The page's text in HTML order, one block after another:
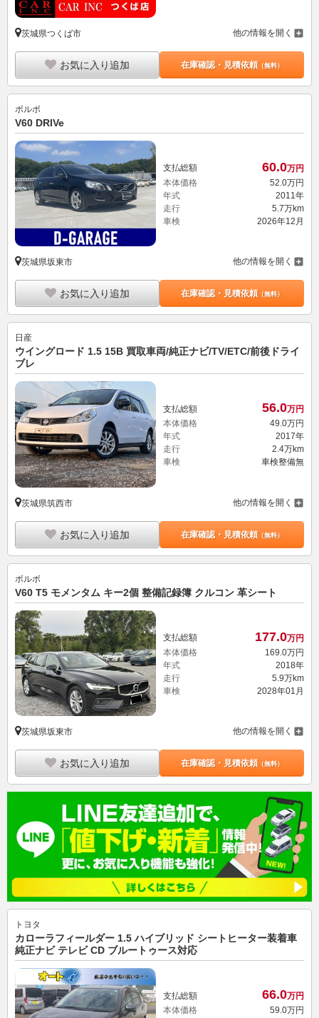
茨城県つくば市 他の情報を開く
お気に入り追加 在庫確認・見積依頼（無料）
ボルボ
V60 DRIVe
支払総額 60.0万円
本体価格
52. 0万円
年式
2011年
走行
5.7万km
車検
2026年12月
茨城県坂東市 他の情報を開く
お気に入り追加 在庫確認・見積依頼（無料）
日産
ウイングロード 1.5 15B 買取車両/純正ナビ/TV/ETC/前後ドライ
ブレ
支払総額 56.0万円
本体価格
49.0万円
年式
2017年
走行
2.4万km
車検
車検整備無
茨城県筑西市 他の情報を開く
お気に入り追加 在庫確認・見積依頼（無料）
ボルボ
V60 T5 モメンタム キー2個 整備記録簿 クルコン 革シート
支払総額 177.0万円
本体価格
169. 0万円
年式
2018年
走行
5.9万km
車検
2028年01月
茨城県坂東市 他の情報を開く
お気に入り追加 在庫確認・見積依頼（無料）
トヨタ
カローラフィールダー 1.5 ハイブリッド シートヒーター装着車
純正ナビ テレビ CD ブルートゥース対応
支払総額 66.0万円
本体価格
59.0万円